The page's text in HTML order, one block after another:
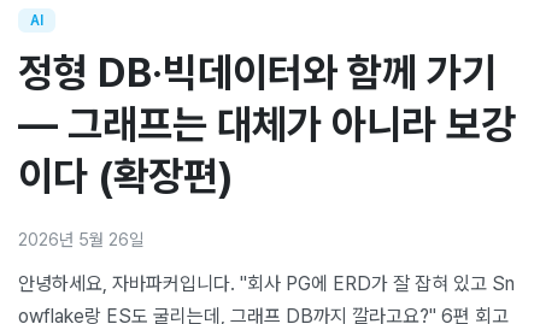
AI
정형 DB·빅데이터와 함께 가기
— 그래프는 대체가 아니라 보강
이다 (확장편)
2026년 5월 26일
안녕하세요, 자바파커입니다. "회사 PG에 ERD가 잘 잡혀 있고 Sn
owflake랑 ES도 굴리는데, 그래프 DB까지 깔라고요?" 6편 회고